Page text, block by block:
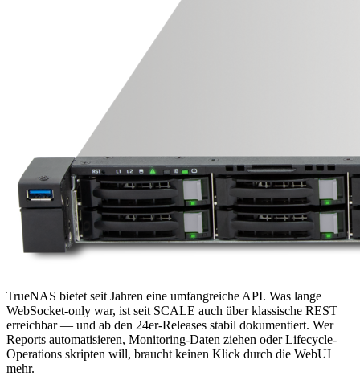
TrueNAS bietet seit Jahren eine umfangreiche API. Was lange
WebSocket-only war, ist seit SCALE auch über klassische REST
erreichbar — und ab den 24er-Releases stabil dokumentiert. Wer
Reports automatisieren, Monitoring-Daten ziehen oder Lifecycle-
Operations skripten will, braucht keinen Klick durch die WebUI
mehr.